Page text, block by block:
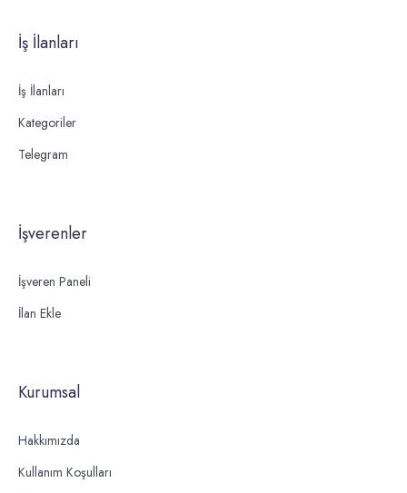
İş İlanları
İş İlanları
Kategoriler
Telegram
İşverenler
İşveren Paneli
İlan Ekle
Kurumsal
Hakkımızda
Kullanım Koşulları